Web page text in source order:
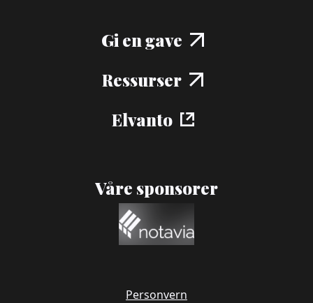
Gi en gave
Ressurser
Elvanto
Våre sponsorer
Personvern